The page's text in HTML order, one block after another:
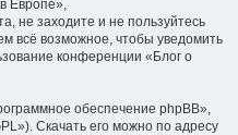
Европе»,
не заходите и не пользуйтесь
всё возможное, чтобы уведомить
конференции «Блог о
обеспечение phpBB»,
Скачать его можно по адресу